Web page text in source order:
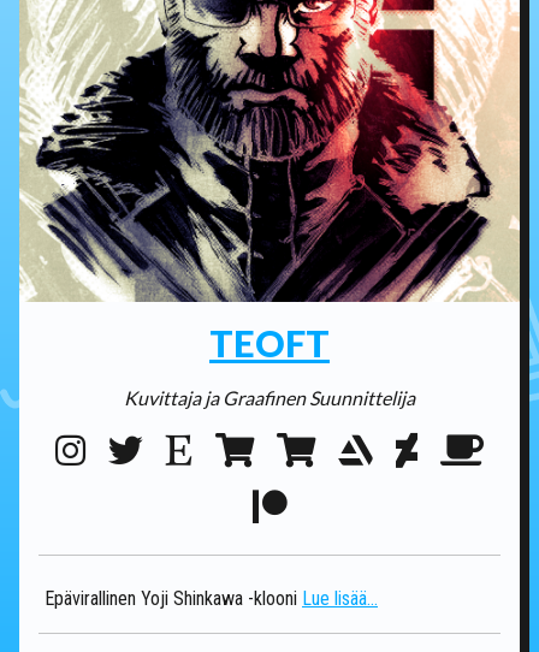
TEOFT
Kuvittaja ja Graafinen Suunnittelija
Epävirallinen Yoji Shinkawa -klooni Lue lisää...